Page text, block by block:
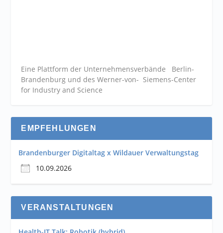
Eine Plattform der Unternehmensverbände Berlin-
Brandenburg und des Werner-von- Siemens-Center
for Industry and Science
EMPFEHLUNGEN
Brandenburger Digitaltag x Wildauer Verwaltungstag
10.09.2026
VERANSTALTUNGEN